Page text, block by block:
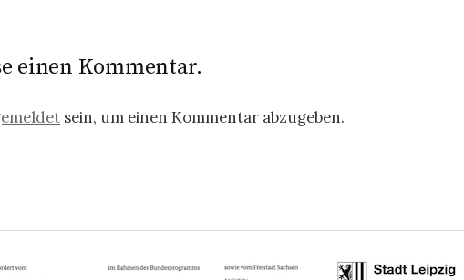
einen Kommentar.
sein, um einen Kommentar abzugeben.